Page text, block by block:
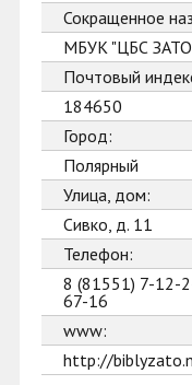
Сокращенное
МБУК "ЦБС ЗАТО
Почтовый
184650
Город:
Полярный
Улица, дом:
Сивко, д. 11
Телефон:
8 (81551) 7-12-
67-16
www:
http://